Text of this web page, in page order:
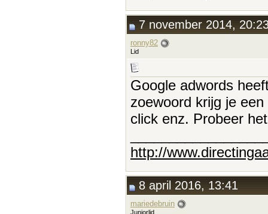
7 november 2014,
ronny82
Lid
Google adwords
zoewoord krijg je
click enz. Probeer
http://
8 april 2016, 13:41
mariedebruin
Juniorlid